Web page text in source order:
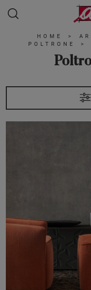
HOME >
POLTRONE
>